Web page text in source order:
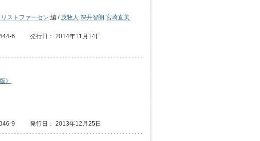
ストファーセン 編 / 茂牧人 深井智朗 宮崎直美
6 発行日： 2014年11月14日
》
9 発行日： 2013年12月25日